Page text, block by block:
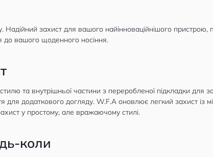
захист для вашого найінноваційнішого пристрою,
до вашого щоденного носіння.
та внутрішньої частини з переробленої підкладки для
додаткового догляду. W.F.A оновлює легкий захист із
у простому, але вражаючому стилі.
коли